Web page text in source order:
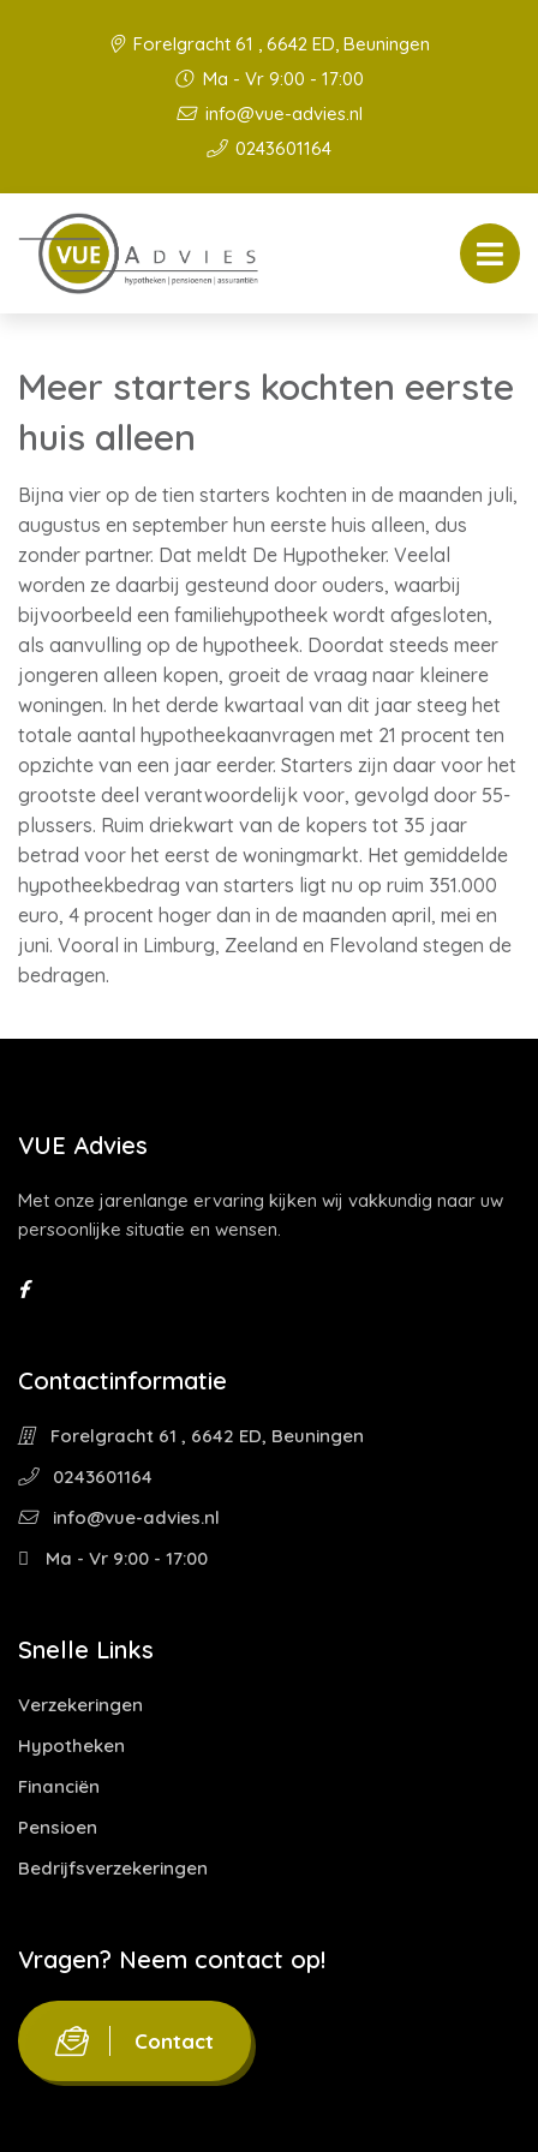
Forelgracht 61 , 6642 ED, Beuningen
Ma - Vr 9:00 - 17:00
info@vue-advies.nl
0243601164
Meer starters kochten eerste
huis alleen
Bijna vier op de tien starters kochten in de maanden juli,
augustus en september hun eerste huis alleen, dus
zonder partner. Dat meldt De Hypotheker. Veelal
worden ze daarbij gesteund door ouders, waarbij
bijvoorbeeld een familiehypotheek wordt afgesloten,
als aanvulling op de hypotheek. Doordat steeds meer
jongeren alleen kopen, groeit de vraag naar kleinere
woningen. In het derde kwartaal van dit jaar steeg het
totale aantal hypotheekaanvragen met 21 procent ten
opzichte van een jaar eerder. Starters zijn daar voor het
grootste deel verantwoordelijk voor, gevolgd door 55-
plussers. Ruim driekwart van de kopers tot 35 jaar
betrad voor het eerst de woningmarkt. Het gemiddelde
hypotheekbedrag van starters ligt nu op ruim 351.000
euro, 4 procent hoger dan in de maanden april, mei en
juni. Vooral in Limburg, Zeeland en Flevoland stegen de
bedragen.
VUE Advies
Met onze jarenlange ervaring kijken wij vakkundig naar uw
persoonlijke situatie en wensen.
Contactinformatie
Forelgracht 61 , 6642 ED, Beuningen
0243601164
info@vue-advies.nl
Ma - Vr 9:00 - 17:00
Snelle Links
Verzekeringen
Hypotheken
Financiën
Pensioen
Bedrijfsverzekeringen
Vragen? Neem contact op!
Contact